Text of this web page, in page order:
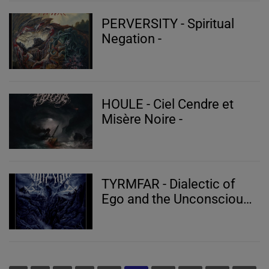
PERVERSITY - Spiritual
Negation -
HOULE - Ciel Cendre et
Misère Noire -
TYRMFAR - Dialectic of
Ego and the Unconscious